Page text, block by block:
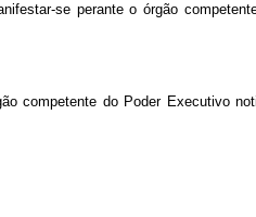
se perante o órgão
competente do Poder Executivo